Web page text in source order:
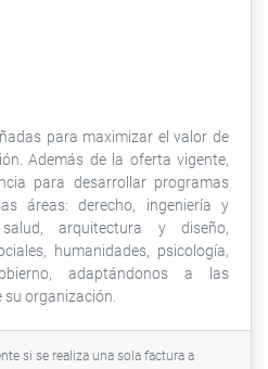
para maximizar el valor de
Además de la oferta vigente,
para desarrollar programas
áreas: derecho, ingeniería y
arquitectura y diseño,
humanidades, psicología,
adaptándonos a las
su organización.
si se realiza una sola factura a